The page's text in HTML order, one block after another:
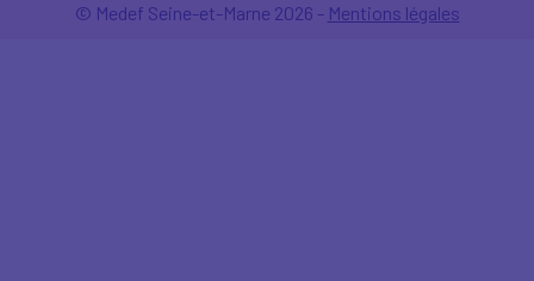
© Medef Seine-et-Marne 2026 - Mentions légales